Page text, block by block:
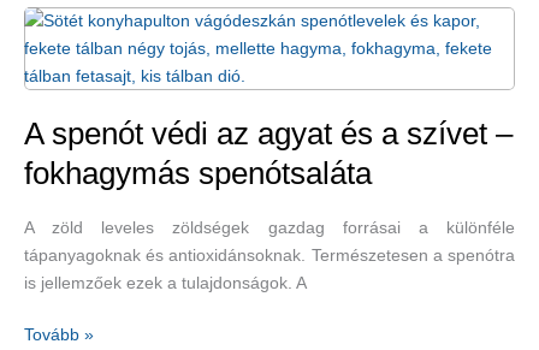
hogyan
készítsünk
pitypangmézet,
miért
fogyasszuk?
A spenót védi az agyat és a szívet –
fokhagymás spenótsaláta
A zöld leveles zöldségek gazdag forrásai a különféle
tápanyagoknak és antioxidánsoknak. Természetesen a spenótra
is jellemzőek ezek a tulajdonságok. A
A
Tovább »